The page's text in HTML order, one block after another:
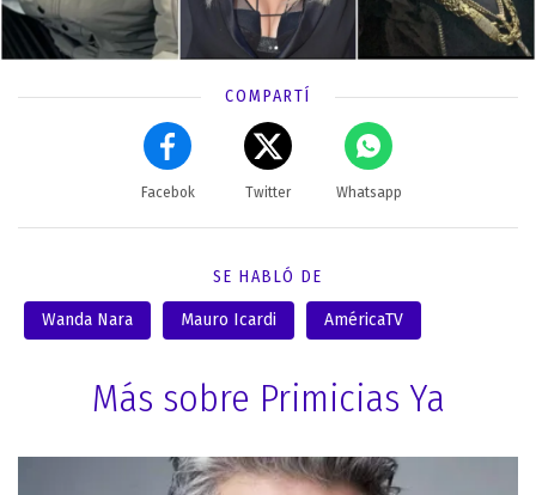
COMPARTÍ
Facebok Twitter Whatsapp
SE HABLÓ DE
Wanda Nara Mauro Icardi AméricaTV
Más sobre Primicias Ya